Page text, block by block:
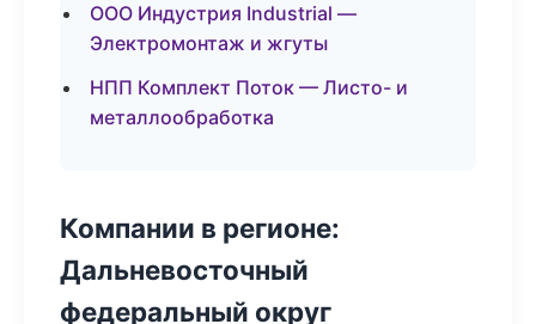
ООО Индустрия Industrial —
Электромонтаж и жгуты
НПП Комплект Поток — Листо- и
металлообработка
Компании в регионе:
Дальневосточный
федеральный округ